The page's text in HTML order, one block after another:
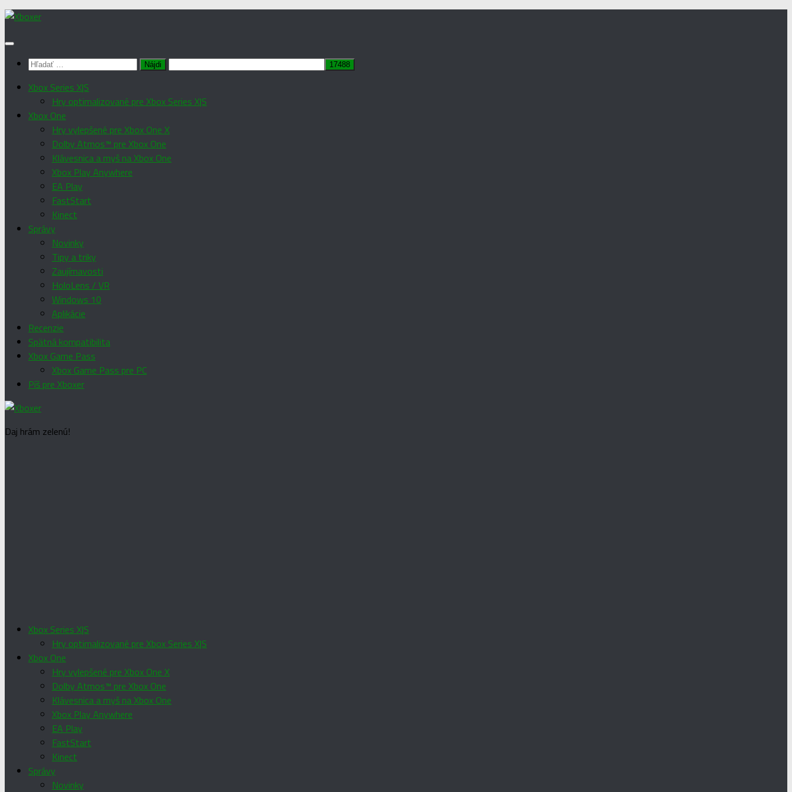
Preskočiť
obsah
Hľadať:
Xbox Series X|S
Hry optimalizované pre Xbox Series X|S
Xbox One
Hry vylepšené pre Xbox One X
Dolby Atmos™ pre Xbox One
Klávesnica a myš na Xbox One
Xbox Play Anywhere
EA Play
FastStart
Kinect
Správy
Novinky
Tipy a triky
Zaujímavosti
HoloLens / VR
Windows 10
Aplikácie
Recenzie
Spätná kompatibilita
Xbox Game Pass
Xbox Game Pass pre PC
Píš pre Xboxer
Daj hrám zelenú!
Xbox Series X|S
Hry optimalizované pre Xbox Series X|S
Xbox One
Hry vylepšené pre Xbox One X
Dolby Atmos™ pre Xbox One
Klávesnica a myš na Xbox One
Xbox Play Anywhere
EA Play
FastStart
Kinect
Správy
Novinky